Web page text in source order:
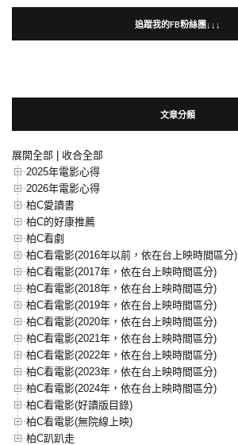
追蹤我的FB粉絲團↓↓↓
文章分類
展開全部 | 收合全部
2025年電影心得
2026年電影心得
柏C愛讀書
柏C的好康推薦
柏C看劇
柏C看電影(2016年以前，依在台上映時間區分)
柏C看電影(2017年，依在台上映時間區分)
柏C看電影(2018年，依在台上映時間區分)
柏C看電影(2019年，依在台上映時間區分)
柏C看電影(2020年，依在台上映時間區分)
柏C看電影(2021年，依在台上映時間區分)
柏C看電影(2022年，依在台上映時間區分)
柏C看電影(2023年，依在台上映時間區分)
柏C看電影(2024年，依在台上映時間區分)
柏C看電影(好讀版目錄)
柏C看電影(無院線上映)
柏C趴趴走